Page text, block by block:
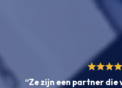
“Ze zijn een partner die